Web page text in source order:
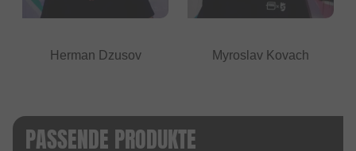
Herman Dzusov Myroslav Kovach
PASSENDE PRODUKTE